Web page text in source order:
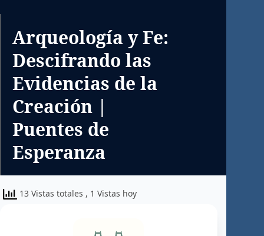
Arqueología y Fe:
Descifrando las
Evidencias de la
Creación |
Puentes de
Esperanza
13 Vistas totales , 1 Vistas hoy